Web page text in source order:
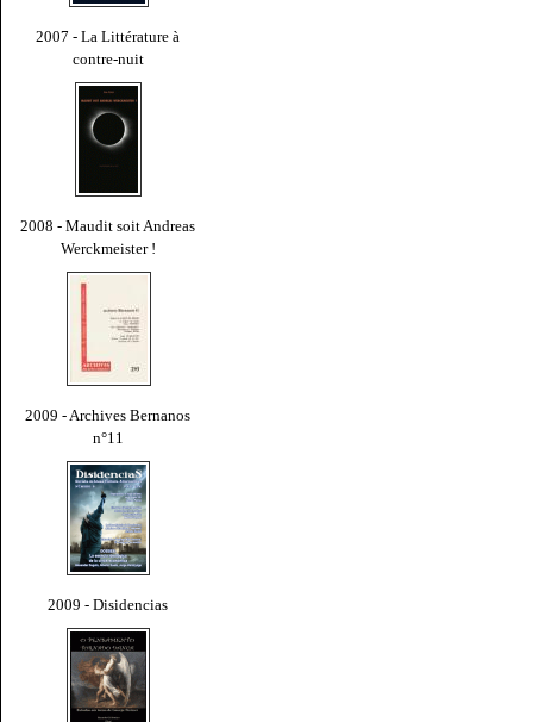
2007 - La Littérature à
contre-nuit
2008 - Maudit soit Andreas
Werckmeister !
2009 - Archives Bernanos
n°11
2009 - Disidencias